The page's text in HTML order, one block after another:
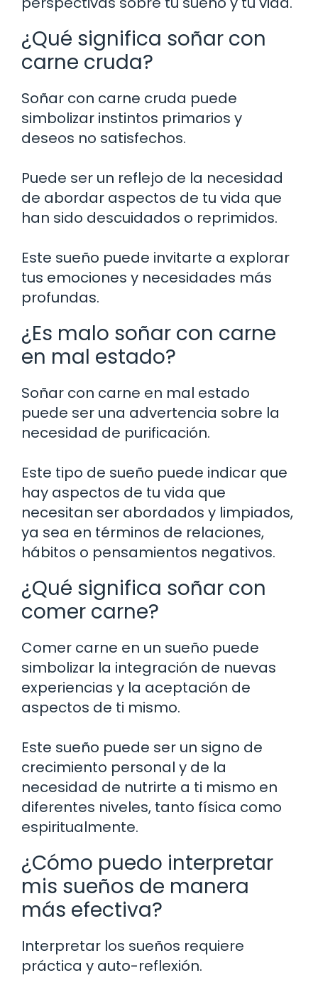
¿Qué significa soñar con
carne cruda?
Soñar con carne cruda puede
simbolizar instintos primarios y
deseos no satisfechos.
Puede ser un reflejo de la necesidad
de abordar aspectos de tu vida que
han sido descuidados o reprimidos.
Este sueño puede invitarte a explorar
tus emociones y necesidades más
profundas.
¿Es malo soñar con carne
en mal estado?
Soñar con carne en mal estado
puede ser una advertencia sobre la
necesidad de purificación.
Este tipo de sueño puede indicar que
hay aspectos de tu vida que
necesitan ser abordados y limpiados,
ya sea en términos de relaciones,
hábitos o pensamientos negativos.
¿Qué significa soñar con
comer carne?
Comer carne en un sueño puede
simbolizar la integración de nuevas
experiencias y la aceptación de
aspectos de ti mismo.
Este sueño puede ser un signo de
crecimiento personal y de la
necesidad de nutrirte a ti mismo en
diferentes niveles, tanto física como
espiritualmente.
¿Cómo puedo interpretar
mis sueños de manera
más efectiva?
Interpretar los sueños requiere
práctica y auto-reflexión.